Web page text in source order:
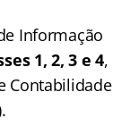
Informação
1, 2, 3 e 4,
Contabilidade